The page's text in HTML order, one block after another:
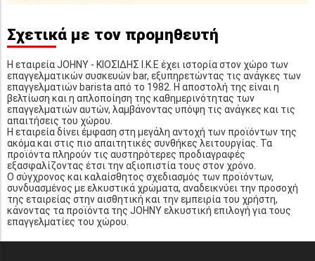
Σχετικά με τον προμηθευτή
Η εταιρεία JOHNY - ΚΙΟΣΙΔΗΣ Ι.Κ.Ε έχει ιστορία στον χώρο των
επαγγελματικών συσκευών bar, εξυπηρετώντας τις ανάγκες των
επαγγελματιών barista από το 1982. Η αποστολή της είναι η
βελτίωση και η απλοποίηση της καθημερινότητας των
επαγγελματιών αυτών, λαμβάνοντας υπόψη τις ανάγκες και τις
απαιτήσεις του χώρου.
Η εταιρεία δίνει έμφαση στη μεγάλη αντοχή των προϊόντων της
ακόμα και στις πιο απαιτητικές συνθήκες λειτουργίας. Τα
προϊόντα πληρούν τις αυστηρότερες προδιαγραφές
εξασφαλίζοντας έτσι την αξιοπιστία τους στον χρόνο.
Ο σύγχρονος και καλαίσθητος σχεδιασμός των προϊόντων,
συνδυασμένος με ελκυστικά χρώματα, αναδεικνύει την προσοχή
της εταιρείας στην αισθητική και την εμπειρία του χρήστη,
κάνοντας τα προϊόντα της JOHNY ελκυστική επιλογή για τους
επαγγελματίες του χώρου.